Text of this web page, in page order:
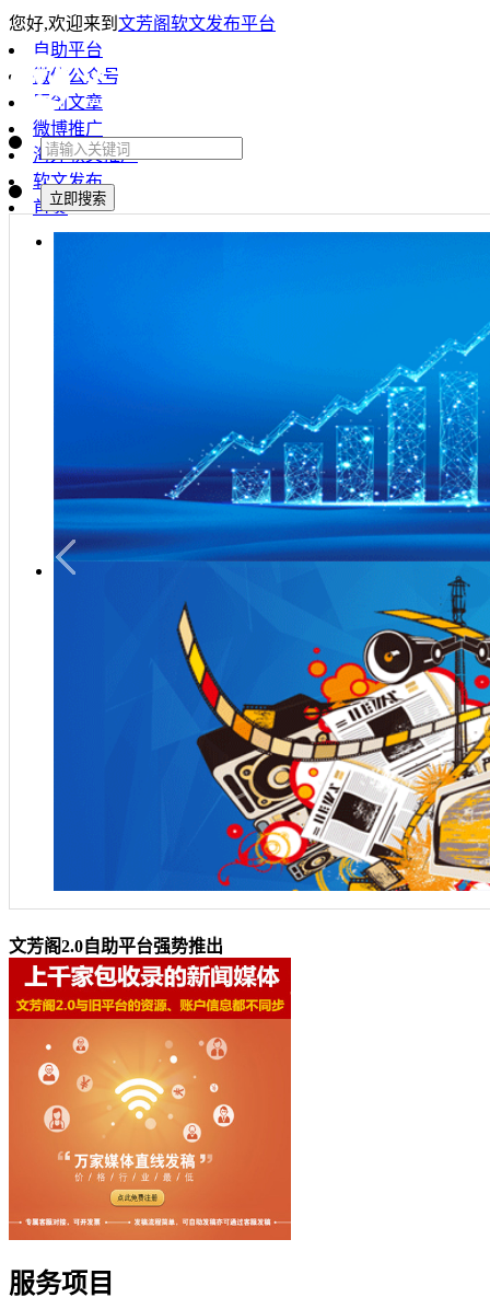
您好,欢迎来到 文芳阁软文发布平台
自助平台
微信公众号
原创文章
微博推广
海外软文推广
软文发布
首页
文芳阁2.0自助平台强势推出
服务项目